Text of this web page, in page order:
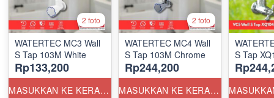
2 foto
WATERTEC MC3 Wall
S Tap 103M White
Rp133,200
MASUKKAN KE KERANJANG
2 foto
WATERTEC MC4 Wall
S Tap 103M Chrome
Rp244,200
MASUKKAN KE KERANJANG
S Tap